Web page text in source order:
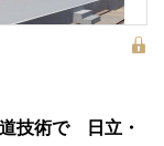
道技術で 日立・